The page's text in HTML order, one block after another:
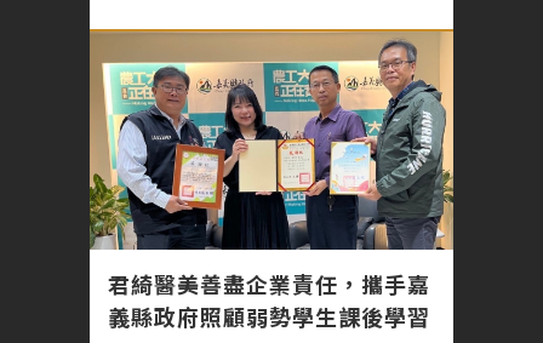
君綺醫美善盡企業責任，攜手嘉
義縣政府照顧弱勢學生課後學習